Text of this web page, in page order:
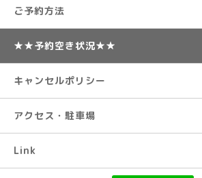
ご予約方法
★★予約空き状況★★
キャンセルポリシー
アクセス・駐車場
Link